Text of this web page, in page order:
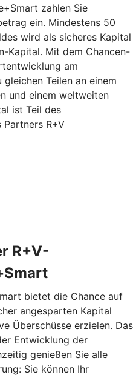
zahlen Sie
ein. Mindestens 50
wird als sicheres Kapital
Kapital. Mit dem Chancen-
am
Teilen an einem
und einem weltweiten
ist Teil des
Partners R+V
R+V-
bietet die Chance auf
angesparten Kapital
Überschüsse erzielen. Das
Entwicklung der
genießen Sie alle
Sie können Ihr